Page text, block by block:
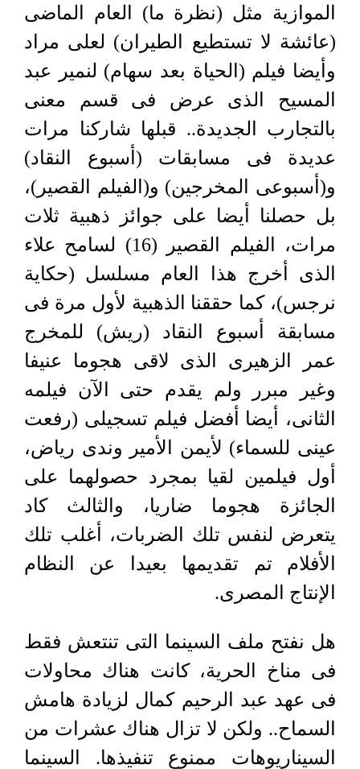
الموازية مثل (نظرة ما) العام الماضى
(عائشة لا تستطيع الطيران) لعلى مراد
وأيضا فيلم (الحياة بعد سهام) لنمير عبد
المسيح الذى عرض فى قسم معنى
بالتجارب الجديدة.. قبلها شاركنا مرات
عديدة فى مسابقات (أسبوع النقاد)
و(أسبوعى المخرجين) و(الفيلم القصير)،
بل حصلنا أيضا على جوائز ذهبية ثلات
مرات، الفيلم القصير (16) لسامح علاء
الذى أخرج هذا العام مسلسل (حكاية
نرجس)، كما حققنا الذهبية لأول مرة فى
مسابقة أسبوع النقاد (ريش) للمخرج
عمر الزهيرى الذى لاقى هجوما عنيفا
وغير مبرر ولم يقدم حتى الآن فيلمه
الثانى، أيضا أفضل فيلم تسجيلى (رفعت
عينى للسماء) لأيمن الأمير وندى رياض،
أول فيلمين لقيا بمجرد حصولهما على
الجائزة هجوما ضاريا، والثالث كاد
يتعرض لنفس تلك الضربات، أغلب تلك
الأفلام تم تقديمها بعيدا عن النظام
الإنتاج المصرى.
هل نفتح ملف السينما التى تنتعش فقط
فى مناخ الحرية، كانت هناك محاولات
فى عهد عبد الرحيم كمال لزيادة هامش
السماح.. ولكن لا تزال هناك عشرات من
السيناريوهات ممنوع تنفيذها. السينما